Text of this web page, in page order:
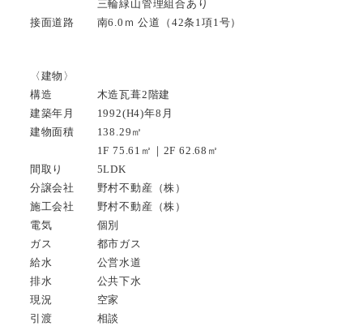
三輪緑山管理組合あり
接面道路 南6.0ｍ 公道（42条1項1号）
〈建物〉
構造 木造瓦葺2階建
建築年月 1992(H4)年8月
建物面積 138.29㎡
1F 75.61㎡｜2F 62.68㎡
間取り 5LDK
分譲会社 野村不動産（株）
施工会社 野村不動産（株）
電気 個別
ガス 都市ガス
給水 公営水道
排水 公共下水
現況 空家
引渡 相談